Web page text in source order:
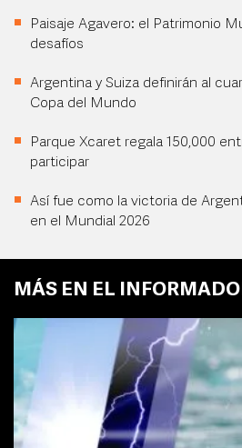
Paisaje Agavero: el Patrimonio
desafíos
Argentina y Suiza definirán al
Copa del Mundo
Parque Xcaret regala 150,000
participar
Así fue como la victoria de
en el Mundial 2026
MÁS EN EL